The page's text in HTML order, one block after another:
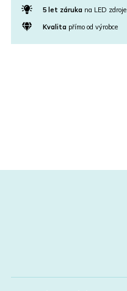
5 let zárukana LED zdroje
Kvalitapřímo od výrobce